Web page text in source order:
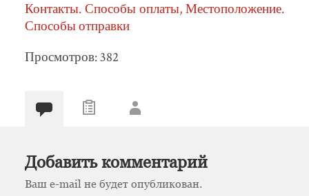
Контакты. Способы оплаты, Местоположение.
Способы отправки
Просмотров: 382
Добавить комментарий
Ваш e-mail не будет опубликован.